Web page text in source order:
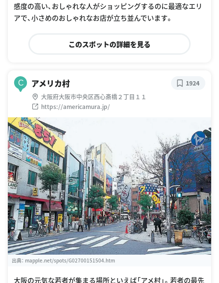
感度の高い、おしゃれな人がショッピングするのに最適なエリ
アで、小さめのおしゃれなお店が立ち並んでいます。
このスポットの詳細を見る
C アメリカ村
大阪府大阪市中央区西心斎橋２丁目１１
https://americamura.jp/
1924
出典： mapple.net/spots/G02700151504.htm
大阪の元気な若者が集まる場所といえば「アメ村」。若者の最先